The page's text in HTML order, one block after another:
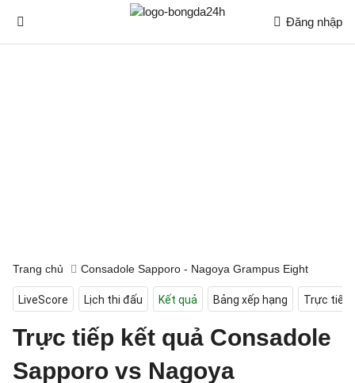
Đăng nhập
Trang chủ Consadole Sapporo - Nagoya Grampus Eight
LiveScore Lịch thi đấu Kết quả Bảng xếp hạng Trực tiếp
Trực tiếp kết quả Consadole
Sapporo vs Nagoya